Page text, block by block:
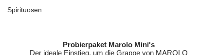
Spirituosen
Probierpaket Marolo Mini's
Der ideale Einstieg, um die Grappe von MAROLO